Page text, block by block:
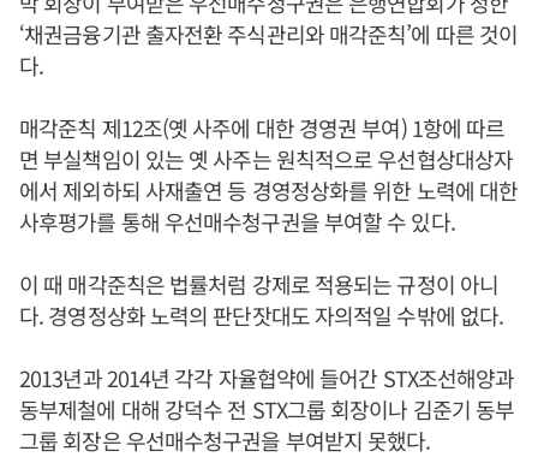
‘채권금융기관 출자전환 주식관리와 매각준칙’에 따른 것이
다.
매각준칙 제12조(옛 사주에 대한 경영권 부여) 1항에 따르
면 부실책임이 있는 옛 사주는 원칙적으로 우선협상대상자
에서 제외하되 사재출연 등 경영정상화를 위한 노력에 대한
사후평가를 통해 우선매수청구권을 부여할 수 있다.
이 때 매각준칙은 법률처럼 강제로 적용되는 규정이 아니
다. 경영정상화 노력의 판단잣대도 자의적일 수밖에 없다.
2013년과 2014년 각각 자율협약에 들어간 STX조선해양과
동부제철에 대해 강덕수 전 STX그룹 회장이나 김준기 동부
그룹 회장은 우선매수청구권을 부여받지 못했다.